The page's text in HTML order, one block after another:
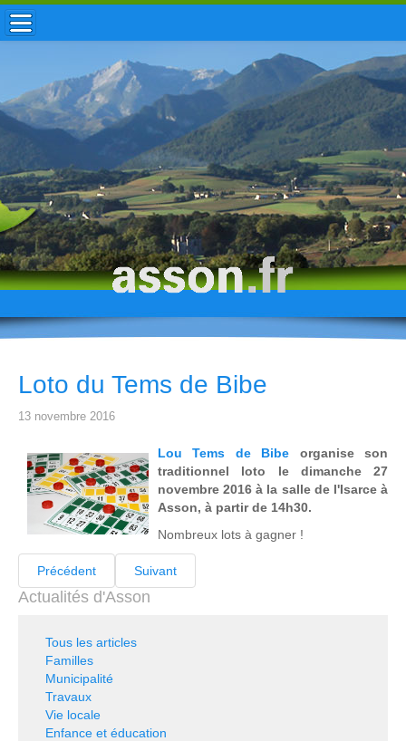
ACCUEIL / INFOS
MUNICIPALITÉ
VIE LOCALE
ENFANCE
TOURISME
HISTOIRE
Loto du Tems de Bibe
13 novembre 2016
Lou Tems de Bibe organise son
traditionnel loto le dimanche 27
novembre 2016 à la salle de l'Isarce à
Asson, à partir de 14h30.
Nombreux lots à gagner !
Précédent Suivant
Actualités d'Asson
Tous les articles
Familles
Municipalité
Travaux
Vie locale
Enfance et éducation